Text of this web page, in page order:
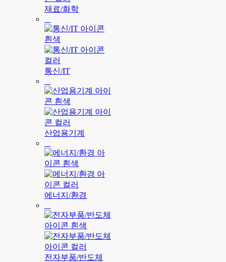
재료/화학
통신/IT
산업용기계
에너지/환경
전자부품/반도체